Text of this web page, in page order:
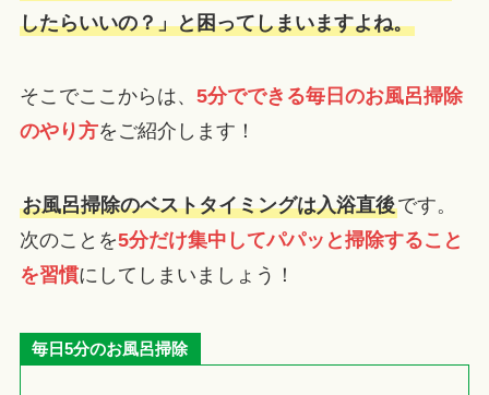
したらいいの？」と困ってしまいますよね。
そこでここからは、 5分でできる毎日のお風呂掃除
のやり方をご紹介します！
お風呂掃除のベストタイミングは入浴直後です。
次のことを5分だけ集中してパパッと掃除すること
を習慣にしてしまいましょう！
毎日5分のお風呂掃除